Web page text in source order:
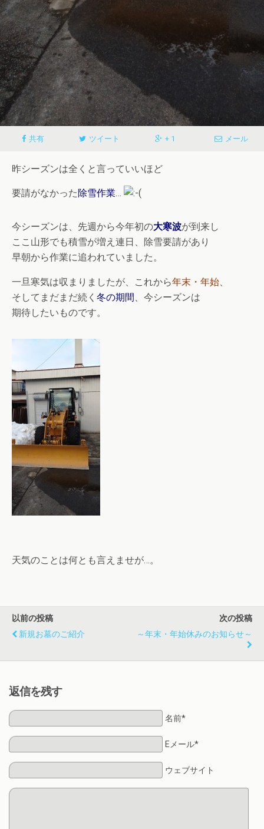
共有 ツイート + 1 メール
昨シーズンは全くと言っていいほど
要請がなかった除雪作業…
今シーズンは、先週から今年初の大寒波が到来し
ここ山形でも積雪が増え連日、除雪要請があり
早朝から作業に追われていました。
一旦寒気は収まりましたが、これから年末・年始、
そしてまだまだ続く 冬の期間、今シーズンは
期待したいものです。
天気のことは何とも言えませが…。
以前の投稿
新規お墓のご紹介
次の投稿
～年末・年始休みのお知らせ～
返信を残す
名前*
Eメール*
ウェブサイト